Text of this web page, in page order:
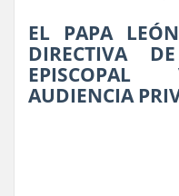
EL PAPA
DIRECTIVA
EPISCOPAL
AUDIENCIA